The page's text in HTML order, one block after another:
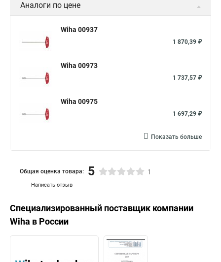
Аналоги по цене
Wiha 00937
1 870,39 ₽
Wiha 00973
1 737,57 ₽
Wiha 00975
1 697,29 ₽
Показать больше
Написать отзыв
Общая оценка товара: 5 1
Специализированный поставщик компании
Wiha в России